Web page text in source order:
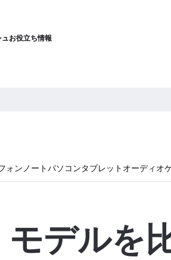
お役立ち情報
ォン ノートパソコンタブレット オーディオ
モデルを